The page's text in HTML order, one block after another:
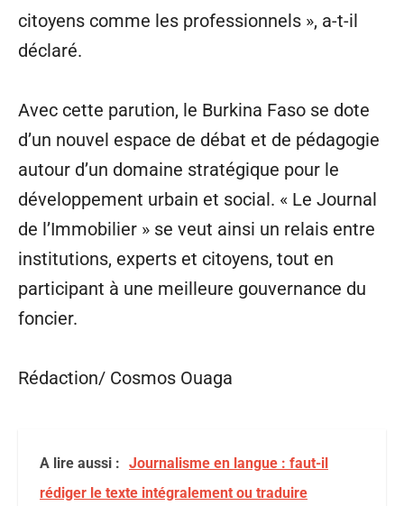
citoyens comme les professionnels », a-t-il
déclaré.
Avec cette parution, le Burkina Faso se dote
d’un nouvel espace de débat et de pédagogie
autour d’un domaine stratégique pour le
développement urbain et social. « Le Journal
de l’Immobilier » se veut ainsi un relais entre
institutions, experts et citoyens, tout en
participant à une meilleure gouvernance du
foncier.
Rédaction/ Cosmos Ouaga
A lire aussi : Journalisme en langue : faut-il
rédiger le texte intégralement ou traduire